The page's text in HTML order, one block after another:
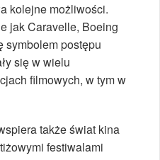
kolejne możliwości.
jak Caravelle, Boeing
symbolem postępu
się w wielu
filmowych, w tym w
także świat kina
festiwalami